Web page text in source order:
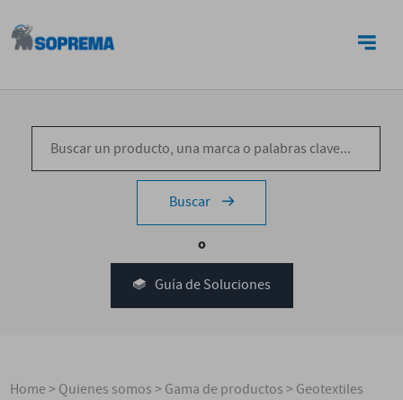
Buscar
o
Guía de Soluciones
Home>Quienes somos>Gama de productos>Geotextiles